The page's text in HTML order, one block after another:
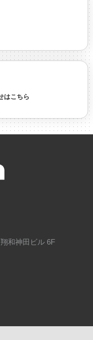
法人 #入社式
#
卒採用
#歓迎会
はこちら
和神田ビル 6F